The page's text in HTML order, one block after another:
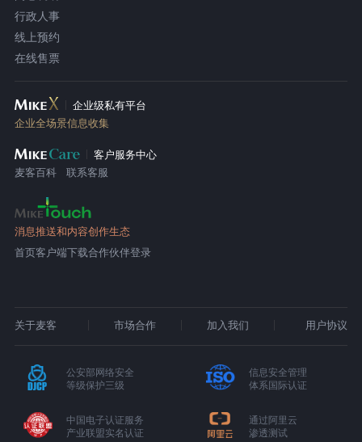
行政人事
线上预约
在线售票
企业级私有平台
企业全场景信息收集
客户服务中心
麦客百科
联系客服
消息推送和内容创作生态
首页客户端下载合作伙伴登录
关于麦客 市场合作 加入我们 用户协议
公安部网络安全
等级保护三级
信息安全管理
体系国际认证
中国电子认证服务
产业联盟实名认证
通过阿里云
渗透测试